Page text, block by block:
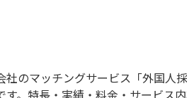
運送・ドライバー
自動車整備
社のマッチングサービス「外国人
す。特長・実績・料金・サービス